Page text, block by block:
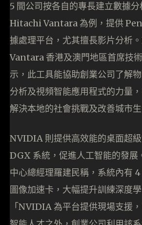
5 間公司按各自的專長建立數據
Hitachi Vantara 為例，提供
據處理平台，尤其擅長影片分析
Vantara 香港及澳門地區首席技
示，此工具能協助創業公司了解
分析及視頻智能應用程式的力量
解決本地的社會挑戰及改善城市生
NVIDIA 則提供高效能的桌面超
DGX 系統，促進人工智能的發展
中心總經理羅建民稱，系統內有
圖像加速卡，大幅提升訓練深度
「NVIDIA 為平台提供現場支援